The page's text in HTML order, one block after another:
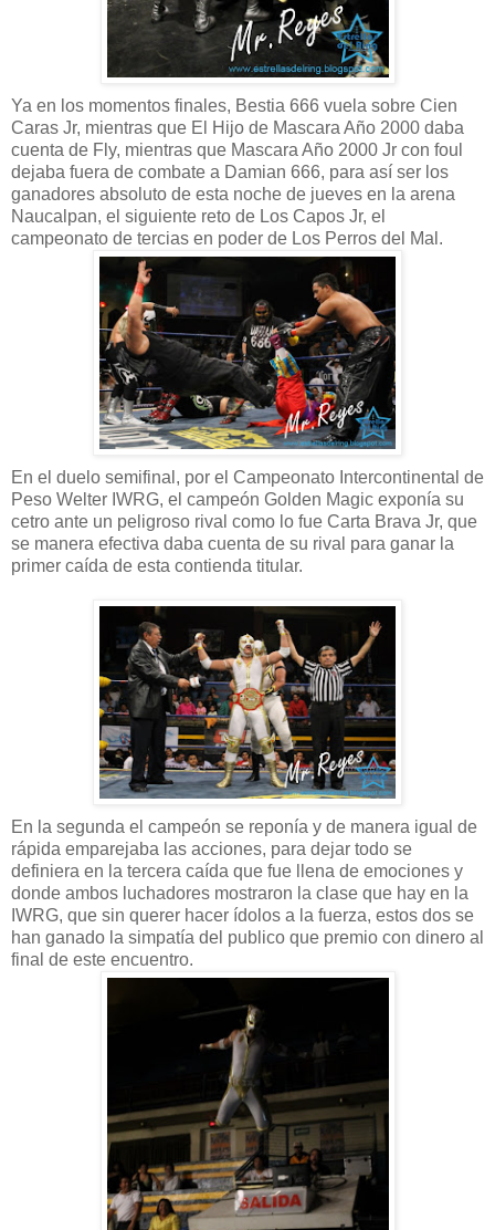
Ya en los momentos finales, Bestia 666 vuela sobre Cien
Caras Jr, mientras que El Hijo de Mascara Año 2000 daba
cuenta de Fly, mientras que Mascara Año 2000 Jr con foul
dejaba fuera de combate a Damian 666, para así ser los
ganadores absoluto de esta noche de jueves en la arena
Naucalpan, el siguiente reto de Los Capos Jr, el
campeonato de tercias en poder de Los Perros del Mal.
En el duelo semifinal, por el Campeonato Intercontinental de
Peso Welter IWRG, el campeón Golden Magic exponía su
cetro ante un peligroso rival como lo fue Carta Brava Jr, que
se manera efectiva daba cuenta de su rival para ganar la
primer caída de esta contienda titular.
En la segunda el campeón se reponía y de manera igual de
rápida emparejaba las acciones, para dejar todo se
definiera en la tercera caída que fue llena de emociones y
donde ambos luchadores mostraron la clase que hay en la
IWRG, que sin querer hacer ídolos a la fuerza, estos dos se
han ganado la simpatía del publico que premio con dinero al
final de este encuentro.